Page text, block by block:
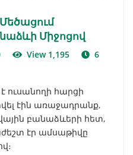
Միջոցով
View 1,195
6
ուսանողի հարցի
էին առաջադրանք,
բանաձևերի հետ,
էր ամսաթիվը